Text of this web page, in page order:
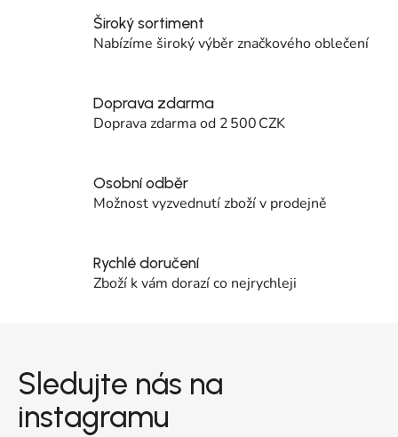
Široký sortiment
Nabízíme široký výběr značkového oblečení
Doprava zdarma
Doprava zdarma od 2 500 CZK
Osobní odběr
Možnost vyzvednutí zboží v prodejně
Rychlé doručení
Zboží k vám dorazí co nejrychleji
Sledujte nás na
instagramu